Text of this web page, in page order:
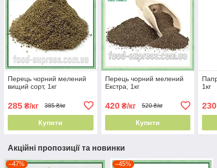
Перець чорний мелений
вищий сорт, 1кг
285 ₴/кг 385 ₴/кг
Купити
Перець чорний мелений
Екстра, 1кг
420₴/кг 520 ₴/кг
Купити
1кг
230
Акційні пропозиції та новинки
–47% –45%